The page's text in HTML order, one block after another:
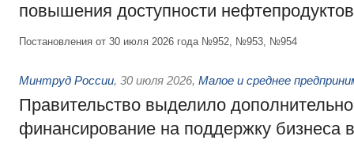
повышения доступности нефтепродуктов
Постановления от 30 июля 2026 года №952, №953, №954
Минтруд России, 30 июля 2026, Малое и среднее
Правительство выделило
финансирование на поддержку бизнеса